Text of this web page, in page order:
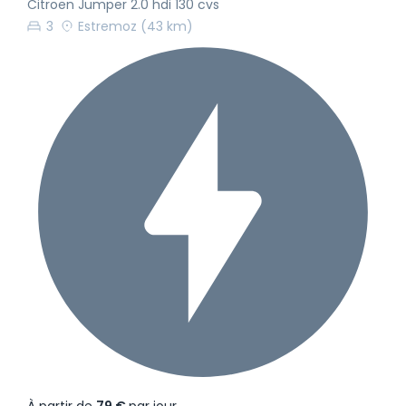
Citroën Jumper 2.0 hdi 130 cvs
3
Estremoz (43 km)